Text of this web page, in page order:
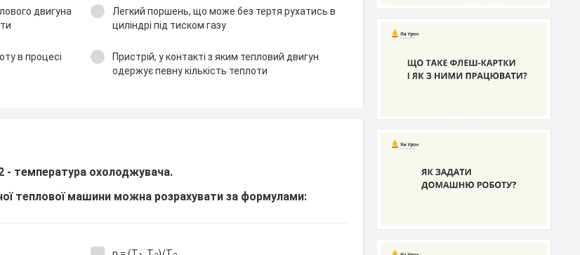
двигуна
Легкий поршень, що може без тертя рухатись в
циліндрі під тиском газу
в процесі
Пристрій, у контакті з яким тепловий двигун
одержує певну кількість теплоти
- температура охолоджувача.
теплової машини можна розрахувати за формулами: